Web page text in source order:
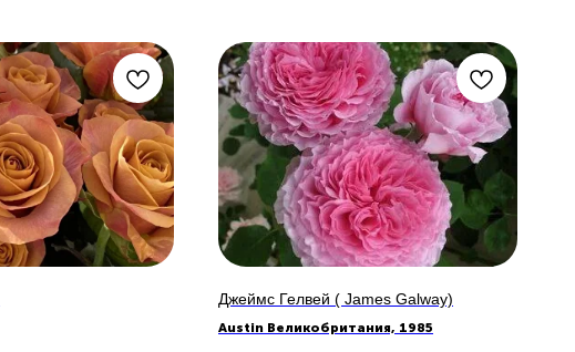
Джеймс Гелвей ( James Galway)
Austin Великобритания, 1985